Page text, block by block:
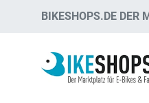
BIKESHOPS.DE DER